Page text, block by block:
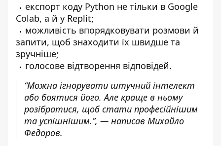
експорт коду Python не тільки в Google
Colab, а й у Replit;
можливість впорядковувати розмови й
запити, щоб знаходити їх швидше та
зручніше;
голосове відтворення відповідей.
“Можна ігнорувати штучний інтелект
або боятися його. Але краще в ньому
розібратися, щоб стати професійнішим
та успішнішим.”, — написав Михайло
Федоров.